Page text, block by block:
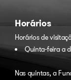
Horários
Horários de
Quinta-feira a
Nas quintas, a